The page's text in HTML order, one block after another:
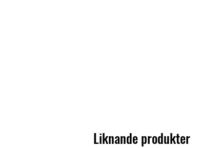
Liknande produkter